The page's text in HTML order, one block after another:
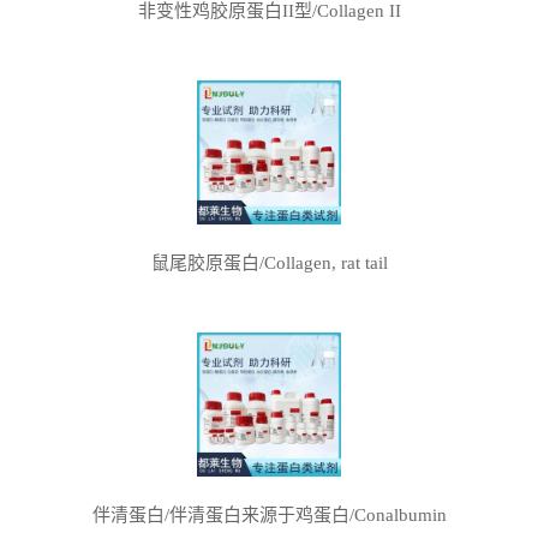
非变性鸡胶原蛋白II型/Collagen II
鼠尾胶原蛋白/Collagen, rat tail
伴清蛋白/伴清蛋白来源于鸡蛋白/Conalbumin